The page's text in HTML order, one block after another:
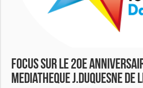
Focus sur le 20e
mediatheque J.Duquesne de